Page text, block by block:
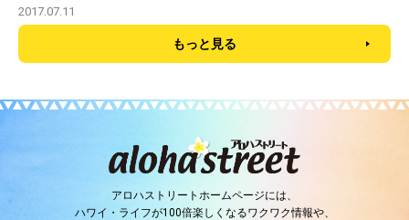
2017.07.11
もっと見る
アロハストリートホームページには、
ハワイ・ライフが100倍楽しくなるワクワク情報や、